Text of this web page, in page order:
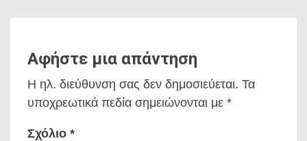
Αφήστε μια απάντηση
Η ηλ. διεύθυνση σας δεν δημοσιεύεται. Τα
υποχρεωτικά πεδία σημειώνονται με *
Σχόλιο *